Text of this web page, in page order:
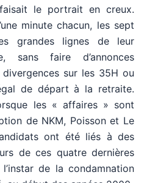
le portrait en creux.
minute chacun, les sept
grandes lignes de leur
sans faire d’annonces
sur les 35H ou
de départ à la retraite.
les « affaires » sont
de NKM, Poisson et Le
ont été liés à des
de ces quatre dernières
de la condamnation